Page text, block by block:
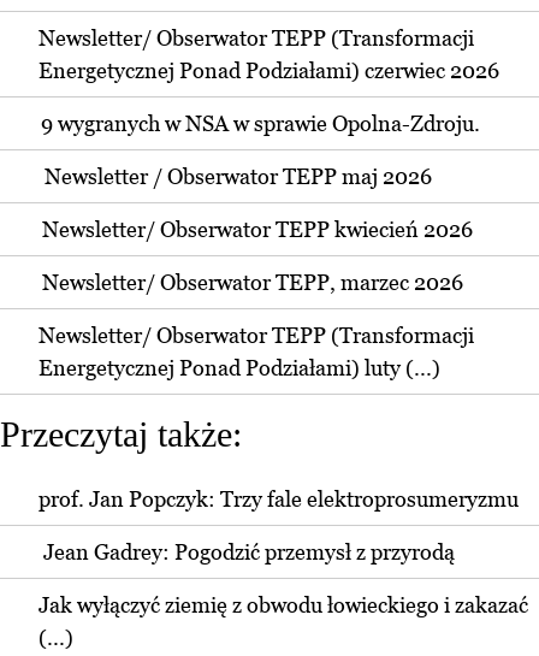
Newsletter/ Obserwator TEPP (Transformacji
Energetycznej Ponad Podziałami) czerwiec 2026
9 wygranych w NSA w sprawie Opolna-Zdroju.
Newsletter / Obserwator TEPP maj 2026
Newsletter/ Obserwator TEPP kwiecień 2026
Newsletter/ Obserwator TEPP, marzec 2026
Newsletter/ Obserwator TEPP (Transformacji
Energetycznej Ponad Podziałami) luty (...)
Przeczytaj także:
prof. Jan Popczyk: Trzy fale elektroprosumeryzmu
Jean Gadrey: Pogodzić przemysł z przyrodą
Jak wyłączyć ziemię z obwodu łowieckiego i zakazać
(...)